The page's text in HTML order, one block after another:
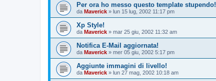
Per ora ho messo questo template stupendo!
da Maverick » lun 15 lug, 2002 11:17 pm
Xp Style!
da Maverick » mar 25 giu, 2002 11:32 am
Notifica E-Mail aggiornata!
da Maverick » mer 05 giu, 2002 5:17 pm
Aggiunte immagini di livello!
da Maverick » lun 27 mag, 2002 10:18 am